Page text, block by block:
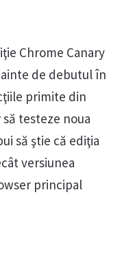
Chrome Canary
de debutul în
primite din
testeze noua
să ştie că ediţia
versiunea
principal